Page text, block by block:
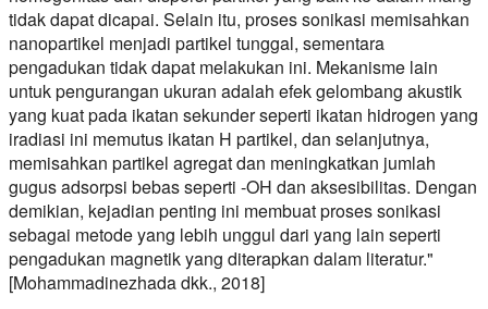
tidak dapat dicapai. Selain itu, proses sonikasi memisahkan
nanopartikel menjadi partikel tunggal, sementara
pengadukan tidak dapat melakukan ini. Mekanisme lain
untuk pengurangan ukuran adalah efek gelombang akustik
yang kuat pada ikatan sekunder seperti ikatan hidrogen yang
iradiasi ini memutus ikatan H partikel, dan selanjutnya,
memisahkan partikel agregat dan meningkatkan jumlah
gugus adsorpsi bebas seperti -OH dan aksesibilitas. Dengan
demikian, kejadian penting ini membuat proses sonikasi
sebagai metode yang lebih unggul dari yang lain seperti
pengadukan magnetik yang diterapkan dalam literatur."
[Mohammadinezhada dkk., 2018]